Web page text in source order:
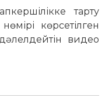
тарту
көрсетілген
видео